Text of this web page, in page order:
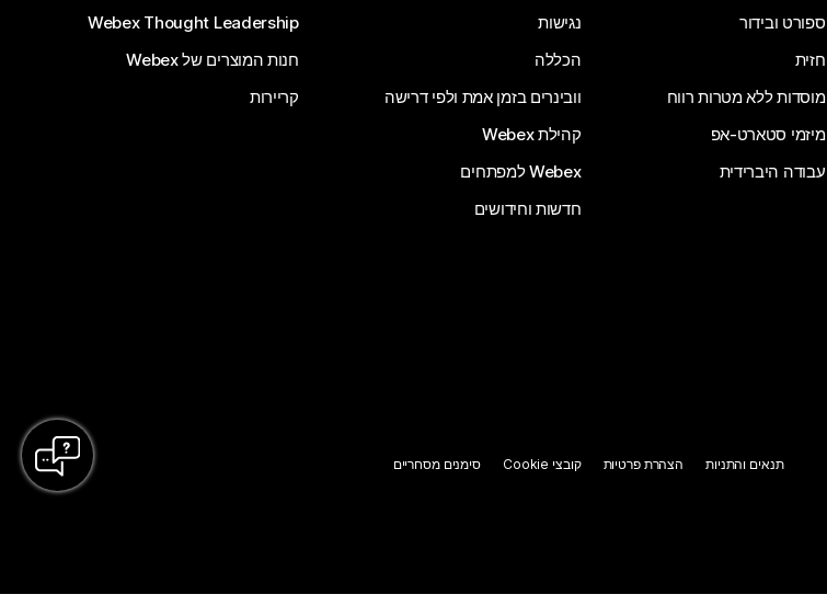
ספורט ובידור
חזית
מוסדות ללא מטרות רווח
מיזמי סטארט-אפ
עבודה היברידית
נגישות
הכללה
וובינרים בזמן אמת ולפי דרישה
קהילת Webex
Webex למפתחים
חדשות וחידושים
Webex Thought Leadership
חנות המוצרים של Webex
קריירות
תנאים והתניות הצהרת פרטיות קובצי Cookie סימנים מסחריים